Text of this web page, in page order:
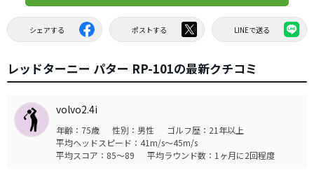
シェアする ポストする LINEで送る
レッドターニー パター RP-101の最新クチコミ
volvo2.4i
年齢：75歳 性別：男性
ゴルフ歴：21年以上
平均ヘッドスピード：41m/s～45m/s
平均スコア：85～89
平均ラウンド数：1ヶ月に2回程度